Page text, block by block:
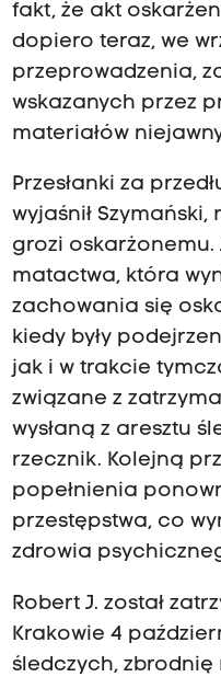
fakt, że akt
dopiero teraz, we
przeprowadzenia,
wskazanych przez
materiałów
Przesłanki za
wyjaśnił
grozi oskarżonemu.
matactwa, która
zachowania się
kiedy były
jak i w trakcie
związane z
wysłaną z aresztu
rzecznik. Kolejną
popełnienia
przestępstwa, co
zdrowia
Robert J. został
Krakowie 4
śledczych, zbrodnię